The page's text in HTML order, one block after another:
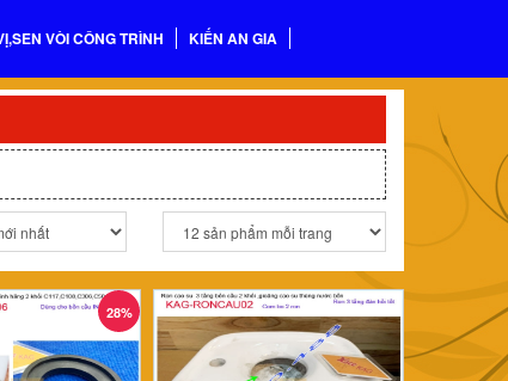
VÒI CÔNG TRÌNH KIẾN AN GIA
28%